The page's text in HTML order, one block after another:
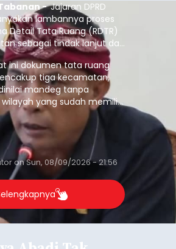
-Jajaran DPRD
lambannya proses
Detail Tata Ruang (RDTR)
sebagai tindak lanjut dari
ini dokumen tata ruang
tiga kecamatan,
mandeg tanpa
yang sudah memiliki
Kecamatan Kediri,
Barat.
onSun, 08/09/2026 - 21:56